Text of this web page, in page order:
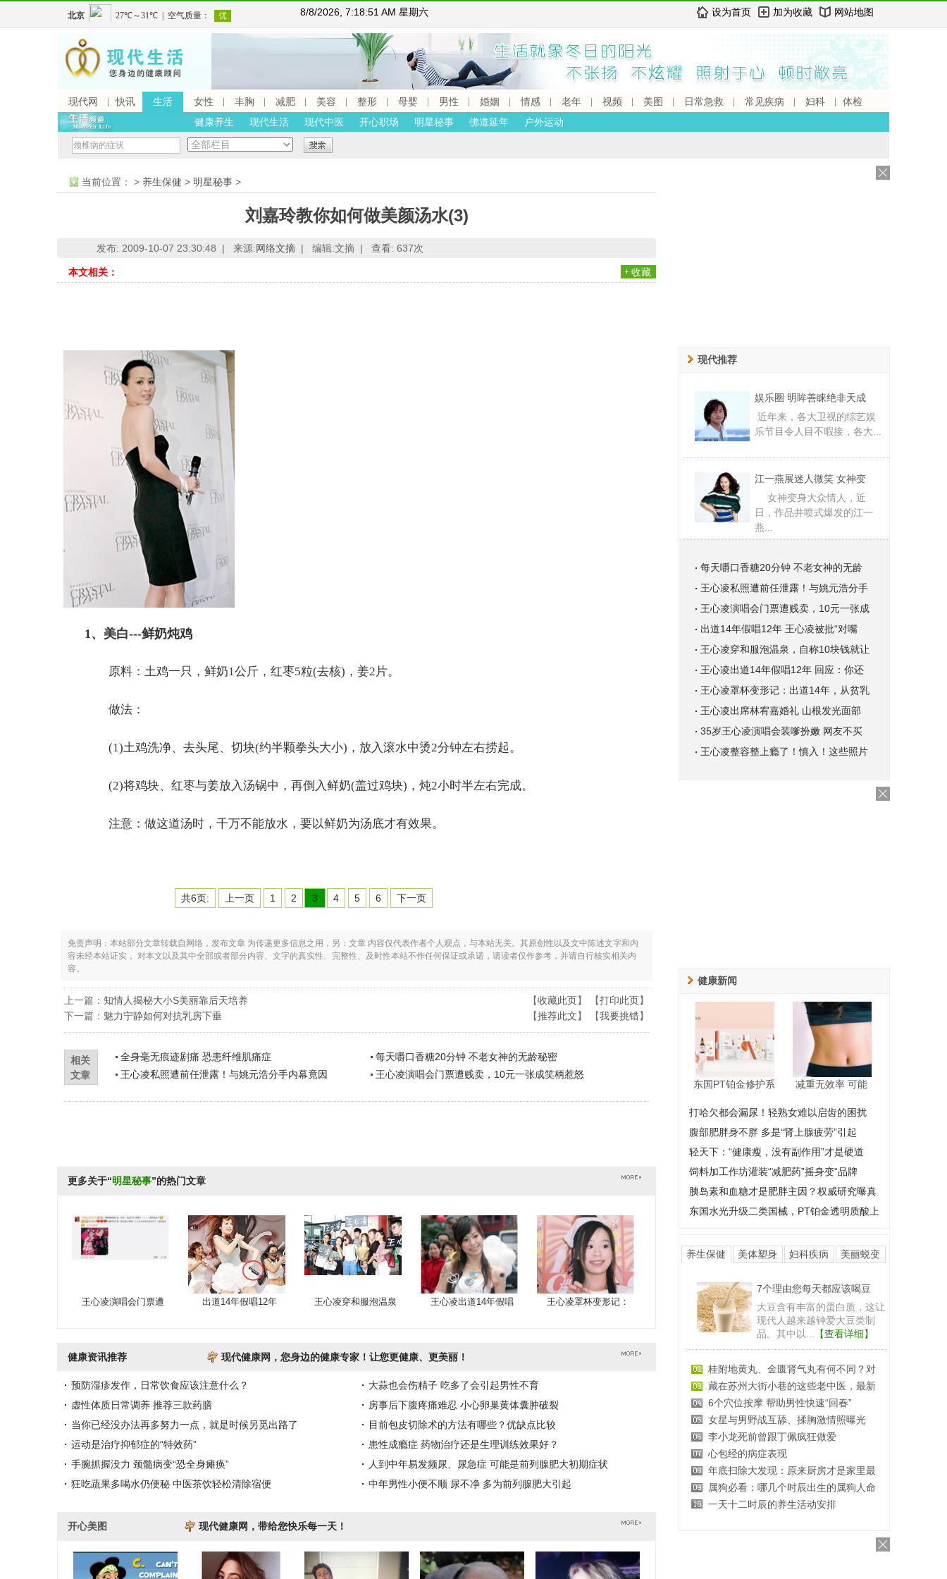
8/8/2026, 7:18:52 AM 星期六 设为首页 加为收藏 网站地图
现代网 快讯 生活 女性 丰胸 减肥 美容 整形 母婴 男性 婚姻 情感 老年 视频 美图 日常急救 常见疾病 妇科
体检
健康养生
现代生活 现代中医 开心职场 明星秘事 佛道延年 户外运动
当前位置： > 养生保健 > 明星秘事 >
刘嘉玲教你如何做美颜汤水(3)
发布: 2009-10-07 23:30:48 | 来源:网络文摘 | 编辑:文摘 | 查看: 637次
本文相关： 收藏
1、美白---鲜奶炖鸡
原料：土鸡一只，鲜奶1公斤，红枣5粒(去核)，姜2片。
做法：
(1)土鸡洗净、去头尾、切块(约半颗拳头大小)，放入滚水中烫2分钟左右捞起。
(2)将鸡块、红枣与姜放入汤锅中，再倒入鲜奶(盖过鸡块)，炖2小时半左右完成。
注意：做这道汤时，千万不能放水，要以鲜奶为汤底才有效果。
共6页: 上一页 1 2 3 4 5 6 下一页
免责声明：本站部分文章转载自网络，发布文章 为传递更多信息之用，另：文章 内容仅代表作者个人观点，与本站无关。其原创性以及文中陈述文字和内
容未经本站证实， 对本文以及其中全部或者部分内容、文字的真实性、完整性、及时性本站不作任何保证或承诺，请读者仅作参考，并请自行核实相关内
容。
上一篇： 知情人揭秘大小S美丽靠后天培养
下一篇： 魅力宁静如何对抗乳房下垂
【收藏此页】 【打印此页】
【推荐此文】 【我要挑错】
相关
文章
全身毫无痕迹剧痛 恐患纤维肌痛症
每天嚼口香糖20分钟 不老女神的无龄秘密
王心凌私照遭前任泄露！与姚元浩分手内幕竟因
王心凌演唱会门票遭贱卖，10元一张成笑柄惹怒
更多关于“明星秘事”的热门文章
王心凌演唱会门票遭 出道14年假唱12年 王心凌穿和服泡温泉 王心凌出道14年假唱 王心凌罩杯变形记：
健康资讯推荐 现代健康网，您身边的健康专家！让您更健康、更美丽！
预防湿疹发作，日常饮食应该注意什么？
虚性体质日常调养 推荐三款药膳
当你已经没办法再多努力一点，就是时候另觅出路了
运动是治疗抑郁症的“特效药”
手腕抓握没力 颈髓病变“恐全身瘫痪”
狂吃蔬果多喝水仍便秘 中医茶饮轻松清除宿便
大蒜也会伤精子 吃多了会引起男性不育
房事后下腹疼痛难忍 小心卵巢黄体囊肿破裂
目前包皮切除术的方法有哪些？优缺点比较
患性成瘾症 药物治疗还是生理训练效果好？
人到中年易发频尿、尿急症 可能是前列腺肥大初期症状
中年男性小便不顺 尿不净 多为前列腺肥大引起
开心美图 现代健康网，带给您快乐每一天！
现代推荐
娱乐圈 明眸善睐绝非天成
近年来，各大卫视的综艺娱
乐节目令人目不暇接，各大...
江一燕展迷人微笑 女神变
女神变身大众情人，近
日，作品井喷式爆发的江一
燕...
每天嚼口香糖20分钟 不老女神的无龄
王心凌私照遭前任泄露！与姚元浩分手
王心凌演唱会门票遭贱卖，10元一张成
出道14年假唱12年 王心凌被批“对嘴
王心凌穿和服泡温泉，自称10块钱就让
王心凌出道14年假唱12年 回应：你还
王心凌罩杯变形记：出道14年，从贫乳
王心凌出席林宥嘉婚礼 山根发光面部
35岁王心凌演唱会装嗲扮嫩 网友不买
王心凌整容整上瘾了！慎入！这些照片
健康新闻
东国PT铂金修护系 减重无效率 可能
打哈欠都会漏尿！轻熟女难以启齿的困扰
腹部肥胖身不胖 多是“肾上腺疲劳”引起
轻天下：“健康瘦，没有副作用”才是硬道
饲料加工作坊灌装“减肥药”摇身变“品牌
胰岛素和血糖才是肥胖主因？权威研究曝真
东国水光升级二类国械，PT铂金透明质酸上
养生保健 美体塑身 妇科疾病 美丽蜕变
7个理由您每天都应该喝豆
大豆含有丰富的蛋白质，这让
现代人越来越钟爱大豆类制
品。其中以...
【查看详细】
桂附地黄丸、金匮肾气丸有何不同？对
藏在苏州大街小巷的这些老中医，最新
6个穴位按摩 帮助男性快速“回春”
女星与男野战互舔、揉胸激情照曝光
李小龙死前曾跟丁佩疯狂做爱
心包经的病症表现
年底扫除大发现：原来厨房才是家里最
属狗必看：哪几个时辰出生的属狗人命
一天十二时辰的养生活动安排